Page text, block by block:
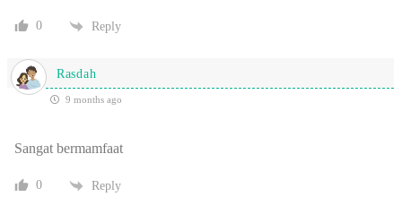
0 Reply
Rasdah
9 months ago
Sangat bermamfaat
0 Reply